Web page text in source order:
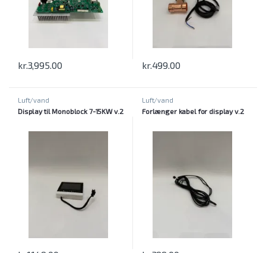
kr.3,995.00 kr.499.00
Luft/vand
Display til Monoblock 7-15KW v.2
Luft/vand
Forlænger kabel for display v.2